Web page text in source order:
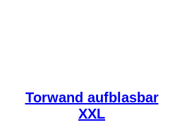
Torwand aufblasbar
XXL